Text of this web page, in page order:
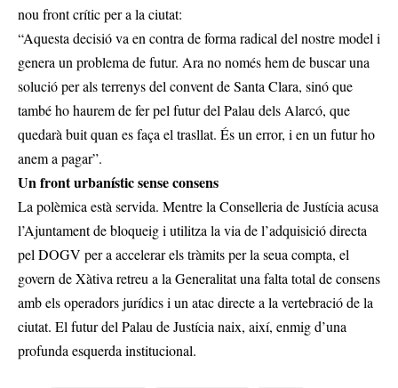
nou front crític per a la ciutat:
“Aquesta decisió va en contra de forma radical del nostre model i
genera un problema de futur. Ara no només hem de buscar una
solució per als terrenys del convent de Santa Clara, sinó que
també ho haurem de fer pel futur del Palau dels Alarcó, que
quedarà buit quan es faça el trasllat. És un error, i en un futur ho
anem a pagar”.
Un front urbanístic sense consens
La polèmica està servida. Mentre la Conselleria de Justícia acusa
l’Ajuntament de bloqueig i utilitza la via de l’adquisició directa
pel DOGV per a accelerar els tràmits per la seua compta, el
govern de Xàtiva retreu a la Generalitat una falta total de consens
amb els operadors jurídics i un atac directe a la vertebració de la
ciutat. El futur del Palau de Justícia naix, així, enmig d’una
profunda esquerda institucional.